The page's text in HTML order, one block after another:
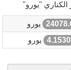
"يورو"
يورو
يورو